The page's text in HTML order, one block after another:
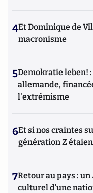
4Et Dominique de
macronisme
5Demokratie leben!
allemande,
l'extrémisme
6Et si nos craintes
génération Z
7Retour au pays :
culturel d’une